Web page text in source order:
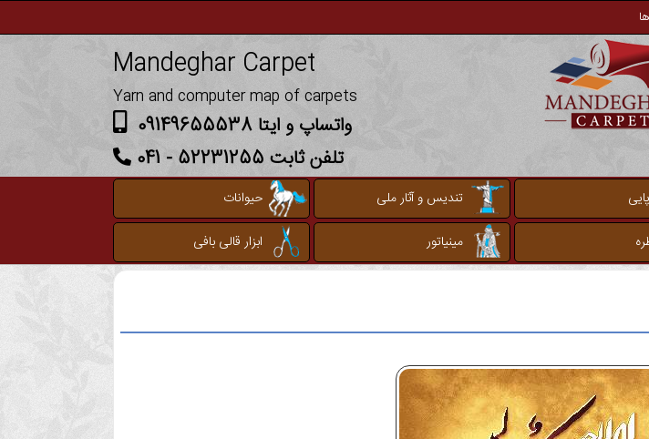
Mandeghar Carpet
Yarn and computer map of carpets
واتساپ و ایتا 09149655538
تلفن ثابت 52231255 - 041
تندیس و آثار ملی
حیوانات
مینیاتور ابزار قالی بافی